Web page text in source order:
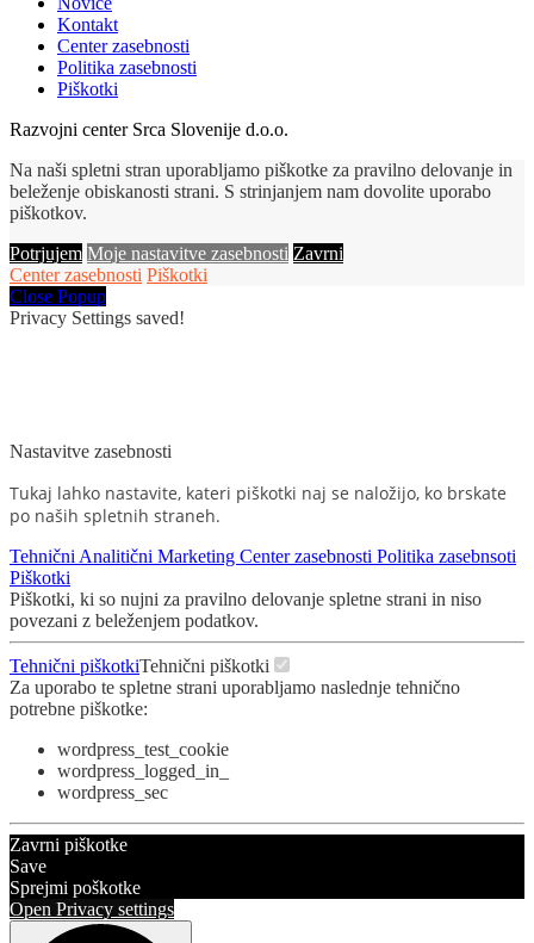
Kontakt
Center zasebnosti
Politika zasebnosti
Piškotki
Razvojni center Srca Slovenije d.o.o.
Na naši spletni stran uporabljamo piškotke za pravilno delovanje in
beleženje obiskanosti strani. S strinjanjem nam dovolite uporabo
piškotkov.
Potrjujem Moje nastavitve zasebnosti Zavrni
Center zasebnosti Piškotki
Close Popup
Privacy Settings saved!
Nastavitve zasebnosti
Tukaj lahko nastavite, kateri piškotki naj se naložijo, ko brskate
po naših spletnih straneh.
Tehnični Analitični Marketing Center zasebnosti Politika zasebnsoti
Piškotki
Piškotki, ki so nujni za pravilno delovanje spletne strani in niso
povezani z beleženjem podatkov.
Tehnični piškotkiTehnični piškotki
Za uporabo te spletne strani uporabljamo naslednje tehnično
potrebne piškotke:
wordpress_test_cookie
wordpress_logged_in_
wordpress_sec
Zavrni piškotke
Save
Sprejmi poškotke
Open Privacy settings